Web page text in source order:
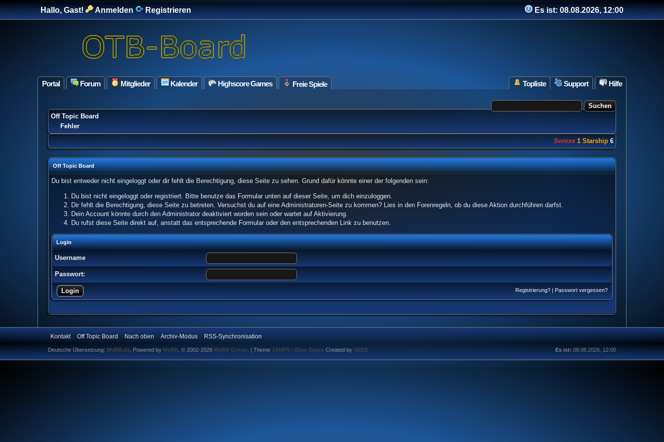
Hallo, Gast! Anmelden Registrieren Es ist:08.08.2026, 12:00
Portal Forum Mitglieder Kalender Highscore Games Freie Spiele Hilfe
Support
Topliste
Off Topic Board
Fehler
Sonixx 1 Starship 682 Punkte
Off Topic Board
Du bist entweder nicht eingeloggt oder dir fehlt die Berechtigung, diese Seite zu sehen. Grund dafür könnte einer der folgenden sein:
Du bist nicht eingeloggt oder registriert. Bitte benutze das Formular unten auf dieser Seite, um dich einzuloggen.
Dir fehlt die Berechtigung, diese Seite zu betreten. Versuchst du auf eine Administratoren-Seite zu kommen? Lies in den Forenregeln, ob du diese Aktion durchführen darfst.
Dein Account könnte durch den Administrator deaktiviert worden sein oder wartet auf Aktivierung.
Du rufst diese Seite direkt auf, anstatt das entsprechende Formular oder den entsprechenden Link zu benutzen.
Login
Username
Passwort:
Registrierung? | Passwort vergessen?
Kontakt Off Topic Board Nach oben Archiv-Modus RSS-Synchronisation
Es ist: 08.08.2026, 12:00
Deutsche Übersetzung: MyBB.de , Powered by MyBB , © 2002-2026 MyBB Group | Theme JAMPS - Blue Space Created by XEDE